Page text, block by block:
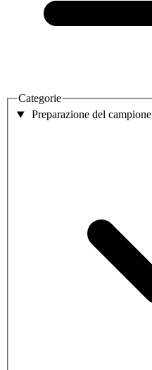
Categorie
Preparazione del campione